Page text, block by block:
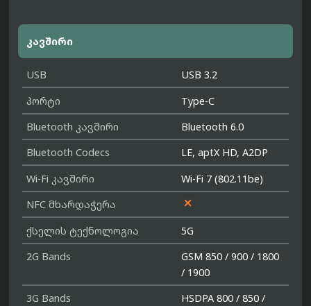
კავშირი
USB
USB 3.2
პორტი
Type-C
Bluetooth კავშირი
Bluetooth 6.0
Bluetooth Codecs
LE, aptX HD, A2DP
Wi-Fi კავშირი
Wi-Fi 7 (802.11be)
NFC მხარდაჭერა

ქსელის ტექნოლოგია
5G
2G Bands
GSM 850 / 900 / 1800
/ 1900
3G Bands
HSDPA 800 / 850 /